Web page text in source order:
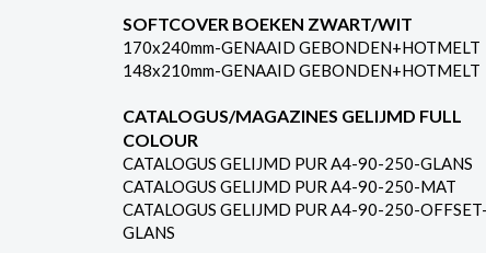
SOFTCOVER BOEKEN ZWART/WIT
170x240mm-GENAAID GEBONDEN+HOTMELT
148x210mm-GENAAID GEBONDEN+HOTMELT
CATALOGUS/MAGAZINES GELIJMD FULL
COLOUR
CATALOGUS GELIJMD PUR A4-90-250-GLANS
CATALOGUS GELIJMD PUR A4-90-250-MAT
CATALOGUS GELIJMD PUR A4-90-250-OFFSET-
GLANS